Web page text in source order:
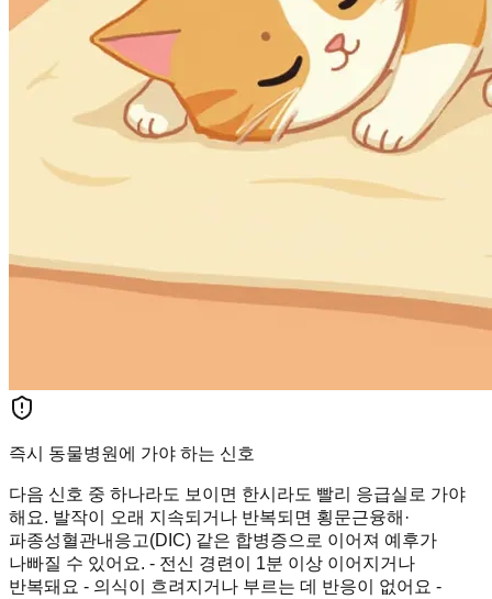
즉시 동물병원에 가야 하는 신호
다음 신호 중 하나라도 보이면 한시라도 빨리 응급실로 가야
해요. 발작이 오래 지속되거나 반복되면 횡문근융해·
파종성혈관내응고(DIC) 같은 합병증으로 이어져 예후가
나빠질 수 있어요. - 전신 경련이 1분 이상 이어지거나
반복돼요 - 의식이 흐려지거나 부르는 데 반응이 없어요 -